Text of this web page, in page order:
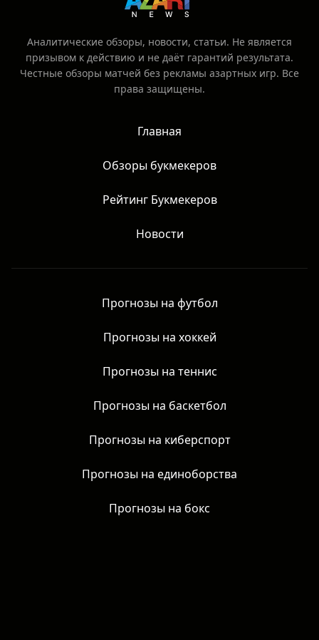
Аналитические обзоры, новости, статьи. Не является
призывом к действию и не даёт гарантий результата.
Главная
Обзоры букмекеров
Рейтинг Букмекеров
Новости
Прогнозы на футбол
Прогнозы на хоккей
Прогнозы на теннис
Прогнозы на баскетбол
Прогнозы на киберспорт
Прогнозы на единоборства